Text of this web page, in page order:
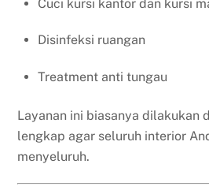
Cuci kursi kantor dan kursi
Disinfeksi ruangan
Treatment anti tungau
Layanan ini biasanya dilakukan
lengkap agar seluruh interior
menyeluruh.